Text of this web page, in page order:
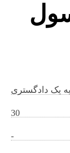
یک دادگستری
30
-